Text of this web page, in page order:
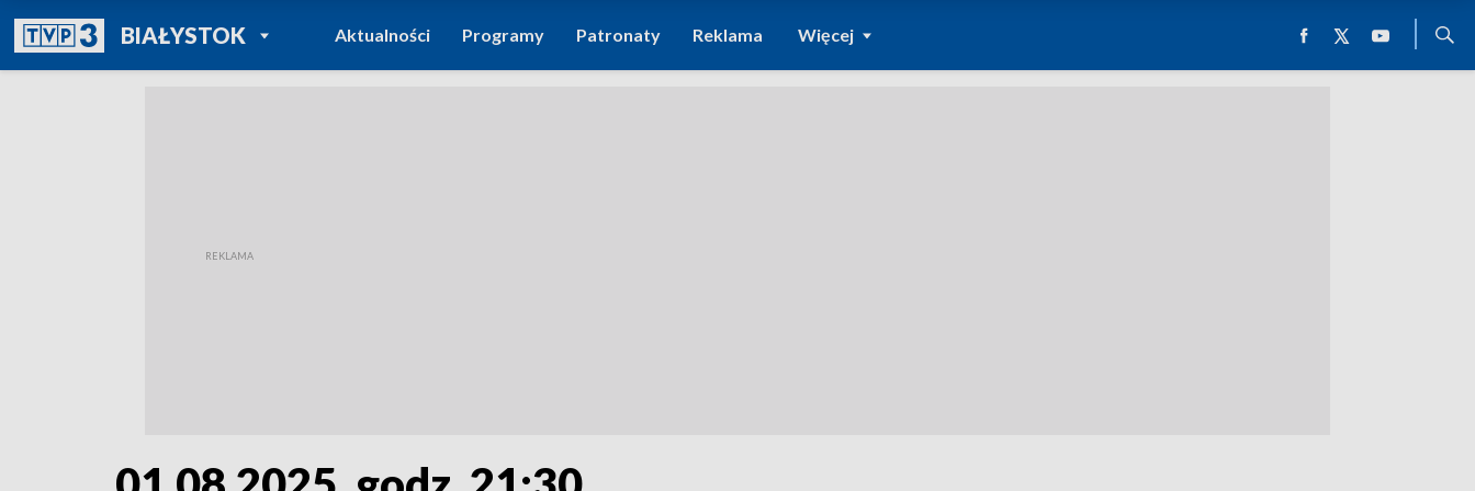
BIAŁYSTOKPOWRÓT DO
TVP REGIONY
Aktualności Programy Patronaty Reklama Więcej